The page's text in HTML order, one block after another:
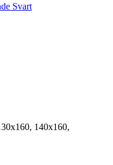
140x160,